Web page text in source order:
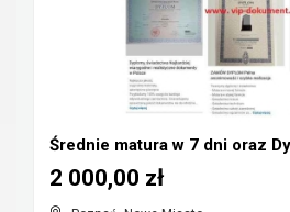
2 000,00 zł